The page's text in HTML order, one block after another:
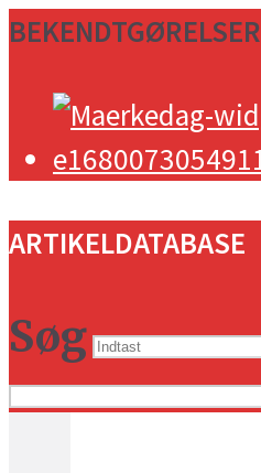
BEKENDTGØRELSER
ARTIKELDATABASE
Søg